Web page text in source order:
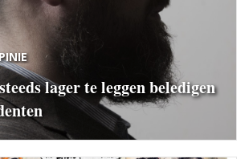
lager te leggen beledigen